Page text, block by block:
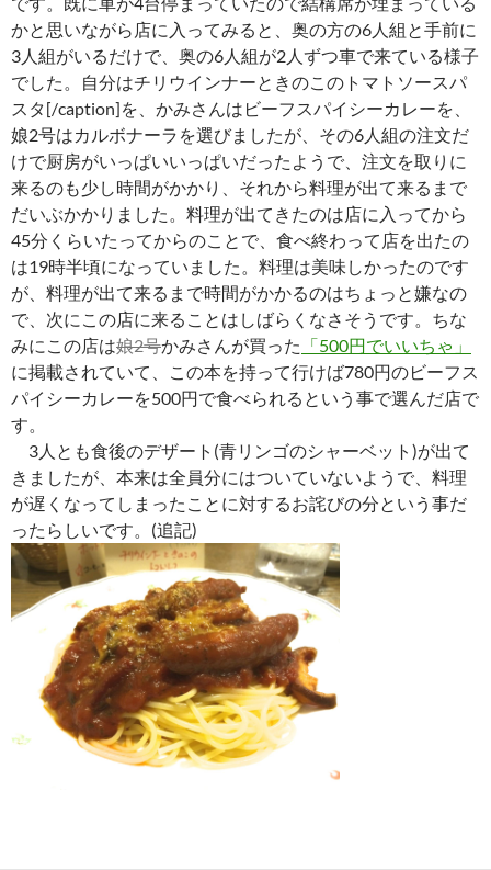
かと思いながら店に入ってみると、奥の方の6人組と手前に
3人組がいるだけで、奥の6人組が2人ずつ車で来ている様子
でした。自分はチリウインナーときのこのトマトソースパ
スタ[/caption]を、かみさんはビーフスパイシーカレーを、
娘2号はカルボナーラを選びましたが、その6人組の注文だ
けで厨房がいっぱいいっぱいだったようで、注文を取りに
来るのも少し時間がかかり、それから料理が出て来るまで
だいぶかかりました。料理が出てきたのは店に入ってから
45分くらいたってからのことで、食べ終わって店を出たの
は19時半頃になっていました。料理は美味しかったのです
が、料理が出て来るまで時間がかかるのはちょっと嫌なの
で、次にこの店に来ることはしばらくなさそうです。ちな
みにこの店は娘2号かみさんが買った 「500円でいいちゃ」
に掲載されていて、この本を持って行けば780円のビーフス
パイシーカレーを500円で食べられるという事で選んだ店で
す。
3人とも食後のデザート(青リンゴのシャーベット)が出て
きましたが、本来は全員分にはついていないようで、料理
が遅くなってしまったことに対するお詫びの分という事だ
ったらしいです。(追記)